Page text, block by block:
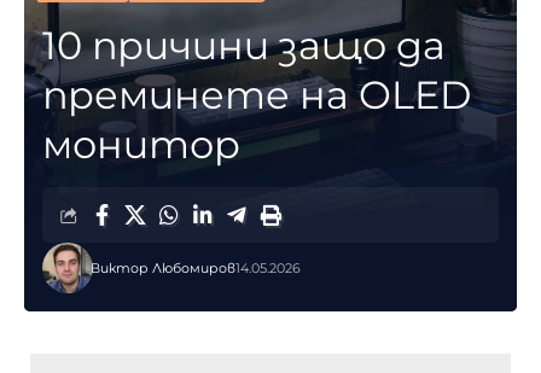
10 причини защо да
преминете на OLED
монитор
Виктор Любомиров14.05.2026